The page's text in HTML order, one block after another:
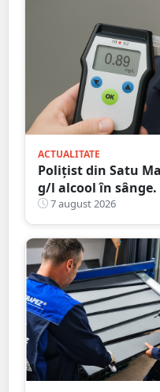
ACTUALITATE
Polițist din Satu
g/l alcool în sânge.
că circula pe
7 august 2026